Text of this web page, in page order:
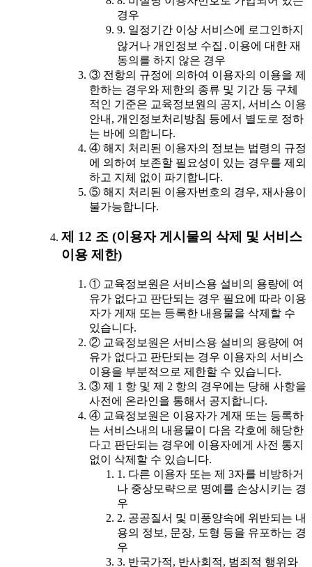
경우
9. 일정기간 이상 서비스에 로그인하지
않거나 개인정보 수집․이용에 대한 재
동의를 하지 않은 경우
③ 전항의 규정에 의하여 이용자의 이용을 제
한하는 경우와 제한의 종류 및 기간 등 구체
적인 기준은 교육정보원의 공지, 서비스 이용
안내, 개인정보처리방침 등에서 별도로 정하
는 바에 의합니다.
④ 해지 처리된 이용자의 정보는 법령의 규정
에 의하여 보존할 필요성이 있는 경우를 제외
하고 지체 없이 파기합니다.
⑤ 해지 처리된 이용자번호의 경우, 재사용이
불가능합니다.
제 12 조 (이용자 게시물의 삭제 및 서비스
이용 제한)
① 교육정보원은 서비스용 설비의 용량에 여
유가 없다고 판단되는 경우 필요에 따라 이용
자가 게재 또는 등록한 내용물을 삭제할 수
있습니다.
② 교육정보원은 서비스용 설비의 용량에 여
유가 없다고 판단되는 경우 이용자의 서비스
이용을 부분적으로 제한할 수 있습니다.
③ 제 1 항 및 제 2 항의 경우에는 당해 사항을
사전에 온라인을 통해서 공지합니다.
④ 교육정보원은 이용자가 게재 또는 등록하
는 서비스내의 내용물이 다음 각호에 해당한
다고 판단되는 경우에 이용자에게 사전 통지
없이 삭제할 수 있습니다.
1. 다른 이용자 또는 제 3자를 비방하거
나 중상모략으로 명예를 손상시키는 경
우
2. 공공질서 및 미풍양속에 위반되는 내
용의 정보, 문장, 도형 등을 유포하는 경
우
3. 반국가적, 반사회적, 범죄적 행위와